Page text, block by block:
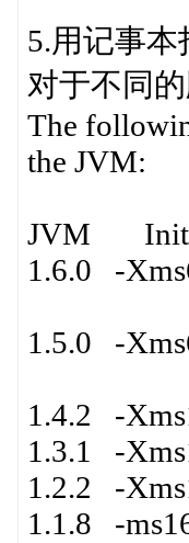
5.用记事本
对于不同
The
the JVM:
JVM
1.6.0 -
-
1.5.0 -
-
1.4.2 -
1.3.1 -
1.2.2 -
1.1.8 -